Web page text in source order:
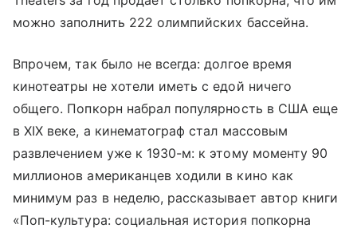
можно заполнить 222 олимпийских бассейна.
Впрочем, так было не всегда: долгое время
кинотеатры не хотели иметь с едой ничего
общего. Попкорн набрал популярность в США еще
в XIX веке, а кинематограф стал массовым
развлечением уже к 1930-м: к этому моменту 90
миллионов американцев ходили в кино как
минимум раз в неделю, рассказывает автор книги
«Поп-культура: социальная история попкорна